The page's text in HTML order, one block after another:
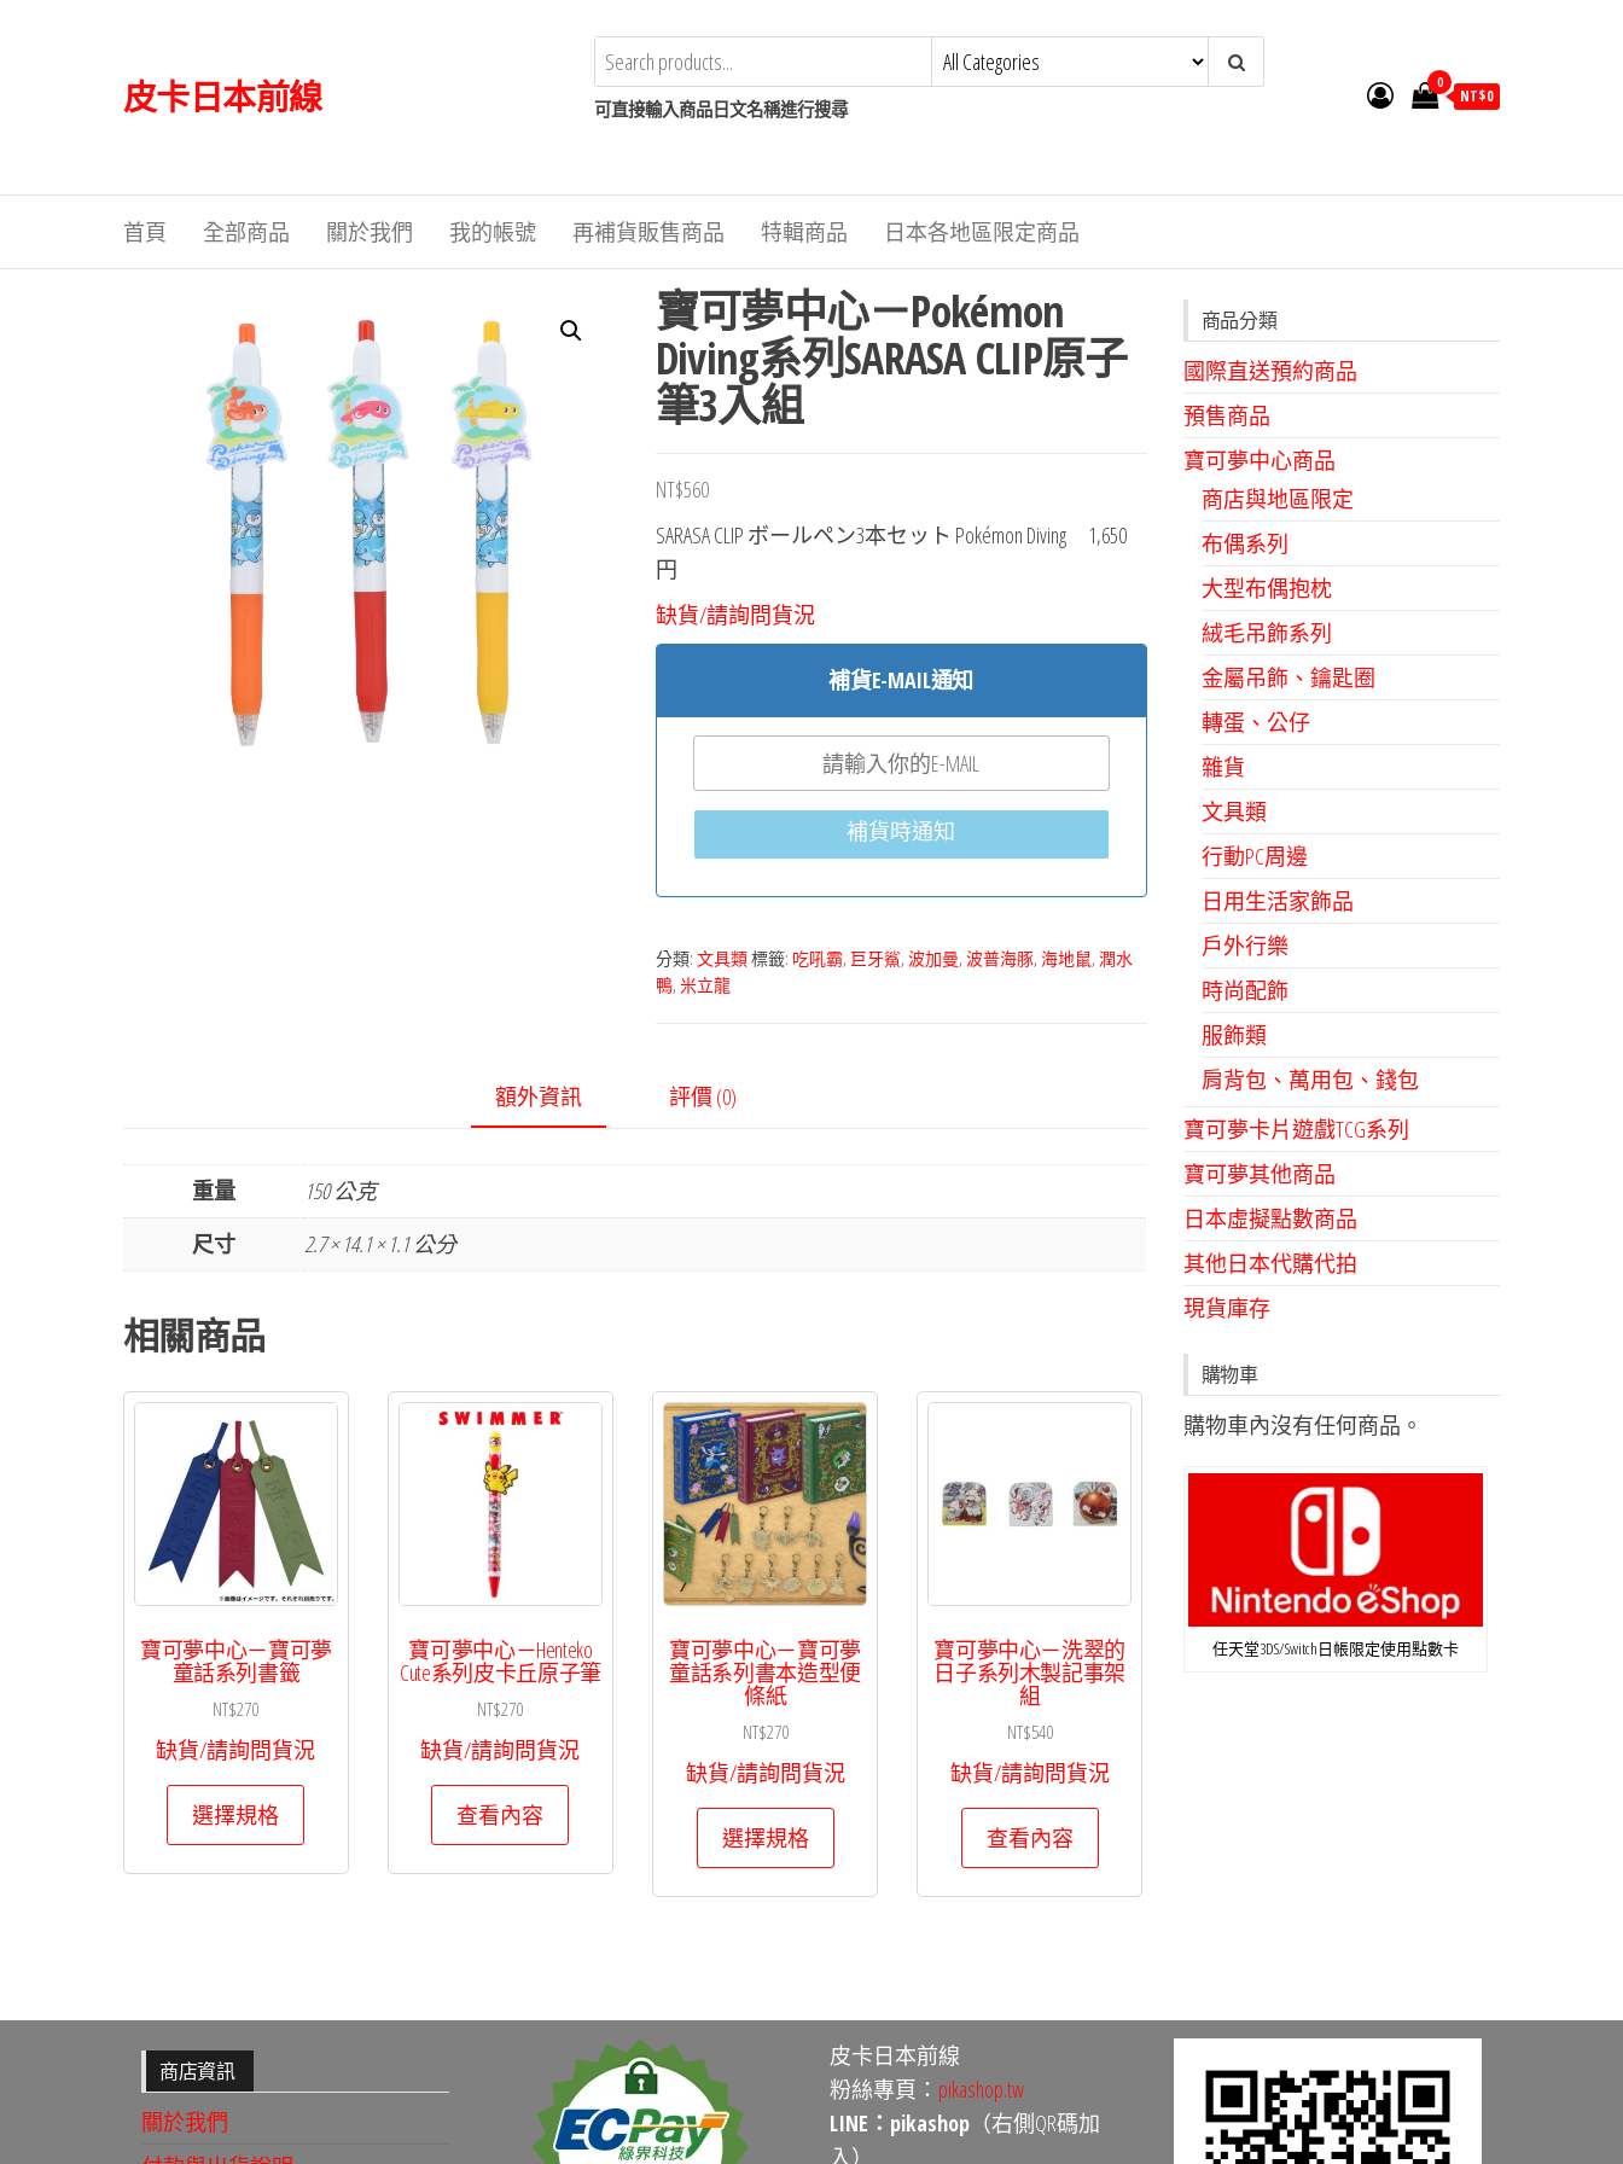
皮卡日本前線 可直接輸入商品日文名稱進行搜尋
0
NT$0
首頁 全部商品 關於我們 我的帳號 再補貨販售商品 特輯商品 日本各地區限定商品
寶可夢中心－Pokémon
Diving系列SARASA CLIP原子
筆3入組
NT$560
SARASA CLIP ボールペン3本セット Pokémon Diving 1,650
円
缺貨/請詢問貨況
補貨E-MAIL通知
補貨時通知
分類: 文具類標籤: 吃吼霸, 巨牙鯊, 波加曼, 波普海豚, 海地鼠, 潤水
鴨, 米立龍
額外資訊 評價 (0)
重量
150 公克
尺寸
2.7 × 14.1 × 1.1 公分
相關商品
寶可夢中心－寶可夢
童話系列書籤
NT$270
缺貨/請詢問貨況
選擇規格
此
在
寶可夢中心－Henteko
Cute系列皮卡丘原子筆
NT$270
缺貨/請詢問貨況
查看內容
寶可夢中心－寶可夢
童話系列書本造型便
條紙
NT$270
缺貨/請詢問貨況
選擇規格
此
款
式。
可
在
產
寶可夢中心－洗翠的
日子系列木製記事架
組
NT$540
缺貨/請詢問貨況
查看內容
商品分類
國際直送預約商品
預售商品
寶可夢中心商品
商店與地區限定
布偶系列
大型布偶抱枕
絨毛吊飾系列
金屬吊飾、鑰匙圈
轉蛋、公仔
雜貨
文具類
行動PC周邊
日用生活家飾品
戶外行樂
時尚配飾
服飾類
肩背包、萬用包、錢包
寶可夢卡片遊戲TCG系列
寶可夢其他商品
日本虛擬點數商品
其他日本代購代拍
現貨庫存
購物車
購物車內沒有任何商品。
任天堂3DS/Switch日帳限定使用點數卡
商店資訊
關於我們
皮卡日本前線
粉絲專頁： pikashop.tw
LINE：pikashop （右側QR碼加
入）